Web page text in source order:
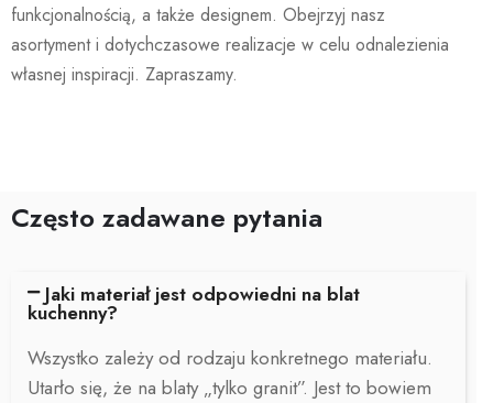
funkcjonalnością, a także designem. Obejrzyj nasz
asortyment i dotychczasowe realizacje w celu odnalezienia
własnej inspiracji. Zapraszamy.
Często zadawane pytania
Jaki materiał jest odpowiedni na blat
kuchenny?
Wszystko zależy od rodzaju konkretnego materiału.
Utarło się, że na blaty „tylko granit”. Jest to bowiem